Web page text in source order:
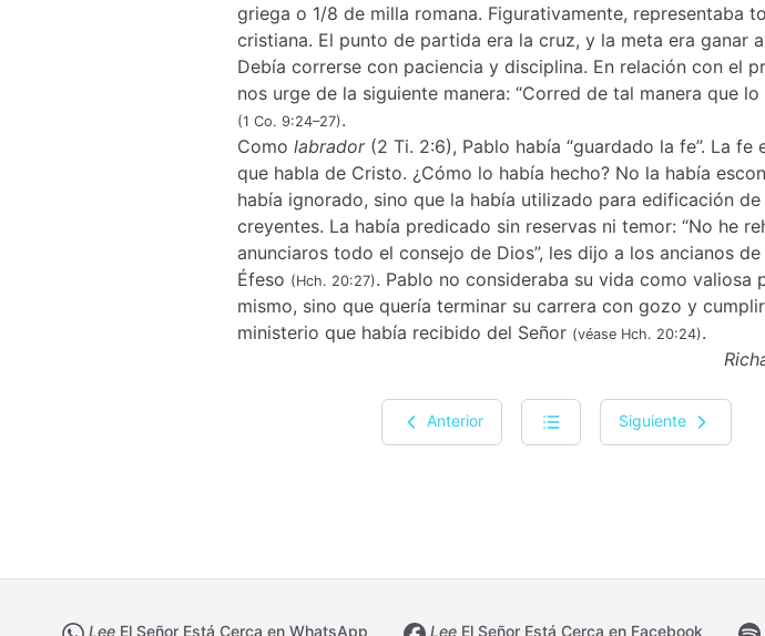
griega o 1/8 de milla romana. Figurativamente, representaba
cristiana. El punto de partida era la cruz, y la meta era ganar
Debía correrse con paciencia y disciplina. En relación con el
nos urge de la siguiente manera: “Corred de tal manera que lo
(1 Co. 9:24–27).
Como labrador(2 Ti. 2:6), Pablo había “guardado la fe”. La fe
que habla de Cristo. ¿Cómo lo había hecho? No la había
había ignorado, sino que la había utilizado para edificación de
creyentes. La había predicado sin reservas ni temor: “No he
anunciaros todo el consejo de Dios”, les dijo a los ancianos
Éfeso (Hch. 20:27). Pablo no consideraba su vida como valiosa
mismo, sino que quería terminar su carrera con gozo y
ministerio que había recibido del Señor (véase Hch. 20:24).
Anterior Siguiente
Lee El Señor Está Cerca en WhatsApp Lee El Señor Está Cerca en Facebook